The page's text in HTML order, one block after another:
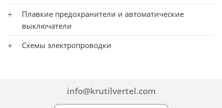
Плавкие предохранители и автоматические
выключатели
Схемы электропроводки
info@krutilvertel.com